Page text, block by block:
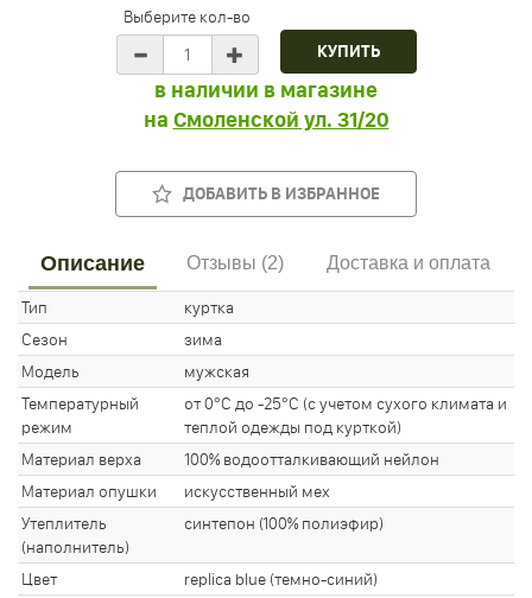
Выберите кол-во
в наличии в магазине
на Смоленской ул. 31/20
ДОБАВИТЬ В ИЗБРАННОЕ
Описание Отзывы (2) Доставка и оплата
Тип
куртка
Сезон
зима
Модель
мужская
Температурный
режим
от 0°С до -25°С (с учетом сухого климата и
теплой одежды под курткой)
Материал верха
100% водоотталкивающий нейлон
Материал опушки
искусственный мех
Утеплитель
(наполнитель)
синтепон (100% полиэфир)
Цвет
replica blue (темно-синий)